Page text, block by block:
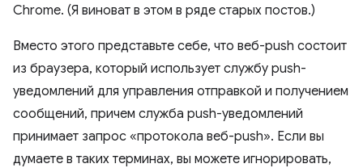
Chrome. (Я виноват в этом в ряде старых постов.)
Вместо этого представьте себе, что веб-push состоит
из браузера, который использует службу push-
уведомлений для управления отправкой и получением
сообщений, причем служба push-уведомлений
принимает запрос «протокола веб-push». Если вы
думаете в таких терминах, вы можете игнорировать,